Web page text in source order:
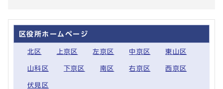
区役所ホームページ
北区 上京区 左京区 中京区 東山区
山科区 下京区 南区 右京区 西京区
伏見区